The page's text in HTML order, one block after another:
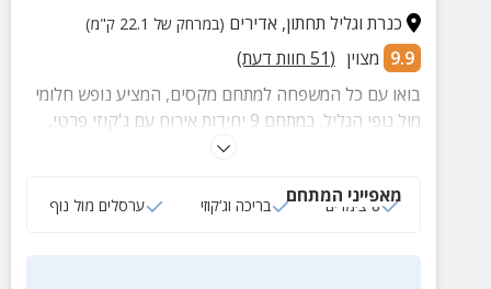
כנרת וגליל תחתון, אדירים (במרחק של 22.1 ק"מ)
9.9 מצוין (
51 חוות דעת)
בואו עם כל המשפחה למתחם מקסים, המציע נופש חלומי
מול נופי הגליל. במתחם 9 יחידות אירוח עם ג'קוזי פרטי,
בריכה, מטבח מאובזר במלואו וקרבה למגוון אטרקציות
מאפייני המתחם
8 צימרים בריכה וג‘קוזי ערסלים מול נוף